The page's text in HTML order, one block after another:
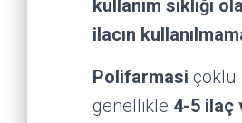
kullanım sıklığı
ilacın
Polifarmasi çoklu
genellikle 4-5 ilaç